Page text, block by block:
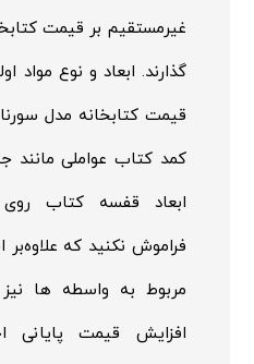
غیرمستقیم بر قیمت
گذارند. ابعاد و نوع مواد
قیمت کتابخانه مدل
کمد کتاب عواملی
ابعاد قفسه کتاب
فراموش نکنید که علاوه‌بر
مربوط به واسطه ها
افزایش قیمت پایانی